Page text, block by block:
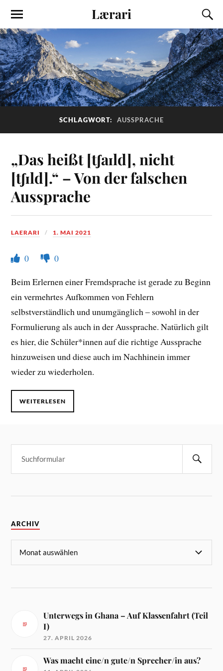
Lærari
SCHLAGWORT: AUSSPRACHE
„Das heißt [tʃaɪld], nicht
[tʃɪld].“ – Von der falschen
Aussprache
LAERARI 1. MAI 2021
0
0
Beim Erlernen einer Fremdsprache ist gerade zu Beginn
ein vermehrtes Aufkommen von Fehlern
selbstverständlich und unumgänglich – sowohl in der
Formulierung als auch in der Aussprache. Natürlich gilt
es hier, die Schüler*innen auf die richtige Aussprache
hinzuweisen und diese auch im Nachhinein immer
wieder zu wiederholen.
WEITERLESEN
ARCHIV
Unterwegs in Ghana – Auf Klassenfahrt (Teil
I)
27. APRIL 2026
Was macht eine/n gute/n Sprecher/in aus?